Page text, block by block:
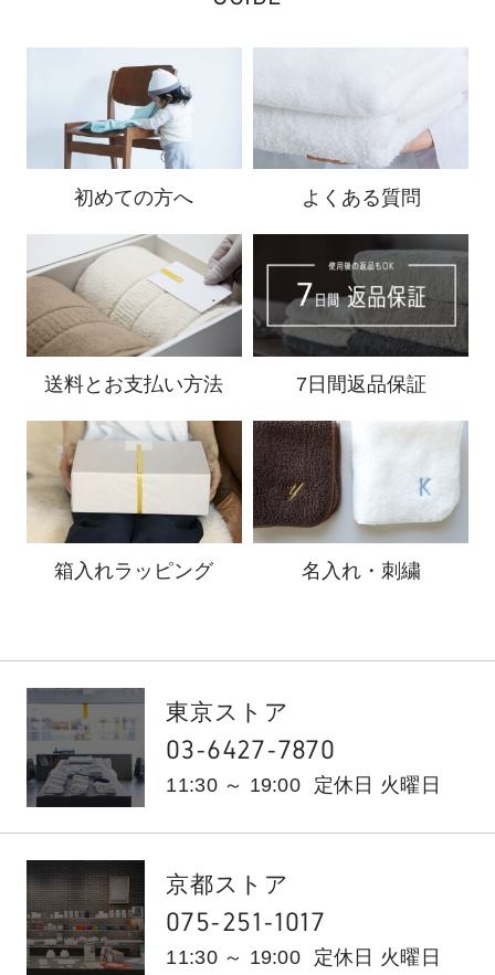
初めての方へ よくある質問
送料と お支払い方法 7日間返品保証
箱入れラッピング 名入れ・刺繍
東京ストア
03-6427-7870
11:30 ～ 19:00 定休日 火曜日
京都ストア
075-251-1017
11:30 ～ 19:00 定休日 火曜日